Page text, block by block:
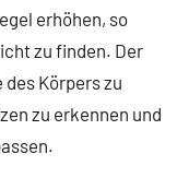
erhöhen, so
zu finden. Der
Körpers zu
zu erkennen und